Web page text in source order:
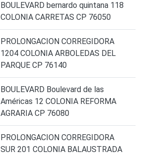
BOULEVARD bernardo quintana 118
COLONIA CARRETAS CP 76050
PROLONGACION CORREGIDORA
1204 COLONIA ARBOLEDAS DEL
PARQUE CP 76140
BOULEVARD Boulevard de las
Américas 12 COLONIA REFORMA
AGRARIA CP 76080
PROLONGACION CORREGIDORA
SUR 201 COLONIA BALAUSTRADA